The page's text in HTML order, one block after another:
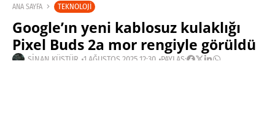
ANA SAYFA TEKNOLOJI
Google’ın yeni kablosuz kulaklığı
Pixel Buds 2a mor rengiyle görüldü
SINAN KÜSTÜR 1 AĞUSTOS 2025 12:30 PAYLAŞ: